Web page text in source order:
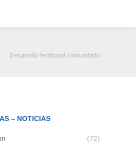
Desarrollo territorial comunitario
– NOTICIAS
(72)